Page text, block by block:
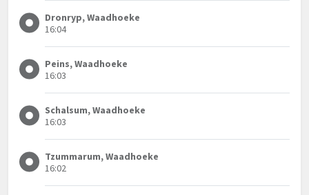
Dronryp, Waadhoeke
16:04
Peins, Waadhoeke
16:03
Schalsum, Waadhoeke
16:03
Tzummarum, Waadhoeke
16:02